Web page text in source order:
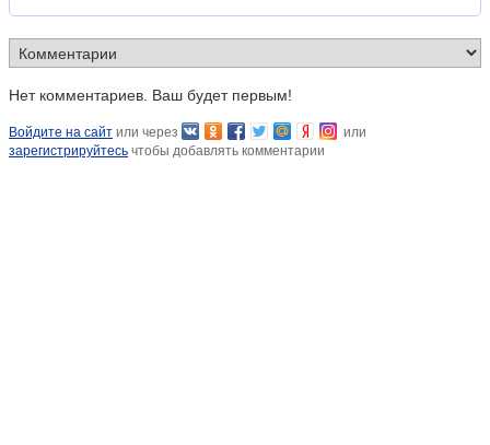
Нет комментариев. Ваш будет первым!
Войдите на сайт или через
или
зарегистрируйтесь чтобы добавлять комментарии